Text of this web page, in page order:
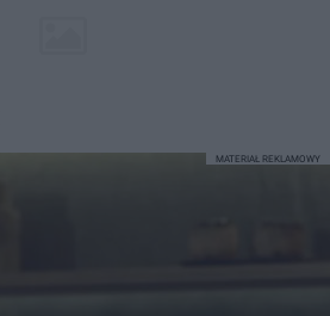
MATERIAŁ REKLAMOWY